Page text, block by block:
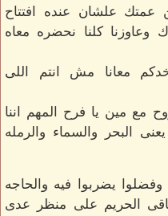
علشان عنده افتتاح
وعاوزنا كلنا نحضره معاه
معانا مش انتم اللى
مين يا فرح المهم اننا
البحر والسماء والرمله
يضربوا فيه والحاجه
الحريم على منظر عدى